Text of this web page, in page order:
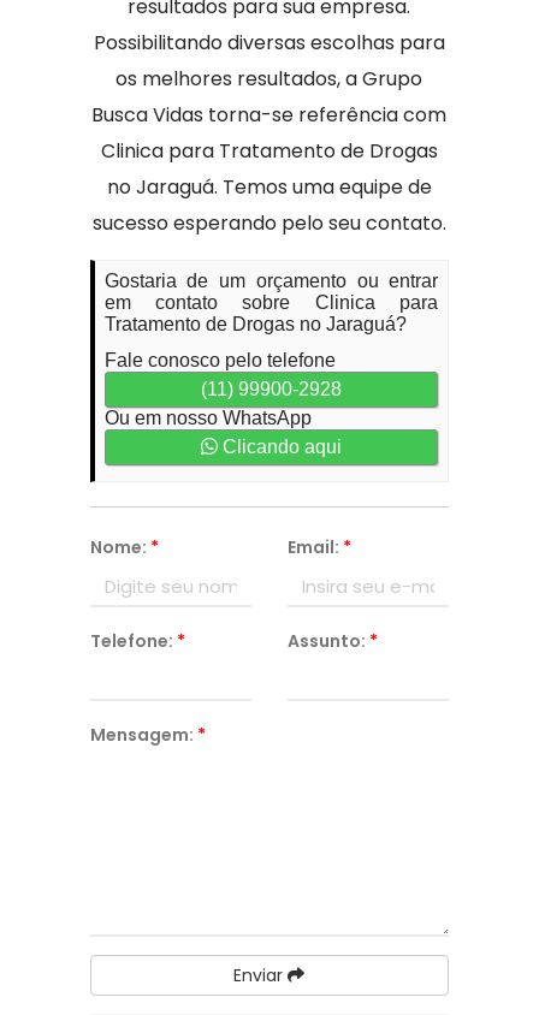
resultados para sua empresa.
Possibilitando diversas escolhas para
os melhores resultados, a Grupo
Busca Vidas torna-se referência com
Clinica para Tratamento de Drogas
no Jaraguá. Temos uma equipe de
sucesso esperando pelo seu contato.
Gostaria de um orçamento ou entrar
em contato sobre Clinica para
Tratamento de Drogas no Jaraguá?
Fale conosco pelo telefone
(11) 99900-2928
Ou em nosso WhatsApp
Clicando aqui
Nome: * Email: *
Telefone: * Assunto: *
Mensagem: *
Enviar